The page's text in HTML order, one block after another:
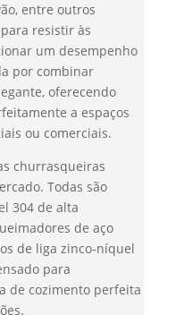
entre outros
resistir às
um desempenho
por combinar
oferecendo
a espaços
ou comerciais.
churrasqueiras
Todas são
304 de alta
de aço
de liga zinco-níquel
para
de cozimento perfeita